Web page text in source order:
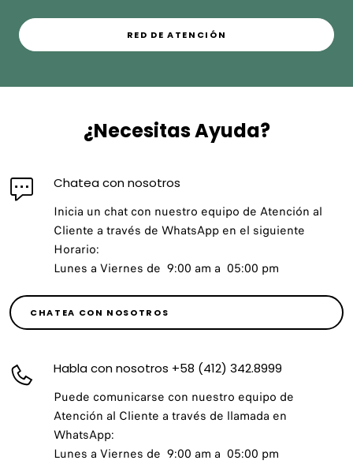
RED DE ATENCIÓN
¿Necesitas Ayuda?
Chatea con nosotros
Inicia un chat con nuestro equipo de Atención al
Cliente a través de WhatsApp en el siguiente
Horario:
Lunes a Viernes de 9:00 am a 05:00 pm
CHATEA CON NOSOTROS
Habla con nosotros +58 (412) 342.8999
Puede comunicarse con nuestro equipo de
Atención al Cliente a través de llamada en
WhatsApp:
Lunes a Viernes de 9:00 am a 05:00 pm